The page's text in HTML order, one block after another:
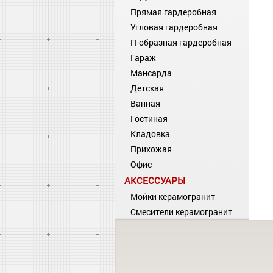
Прямая гардеробная
Угловая гардеробная
П-образная гардеробная
Гараж
Мансарда
Детская
Ванная
Гостиная
Кладовка
Прихожая
Офис
АКСЕССУАРЫ
Мойки керамогранит
Смесители керамогранит